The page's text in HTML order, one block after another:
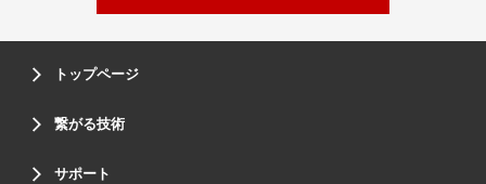
トップページ
繋がる技術
サポート